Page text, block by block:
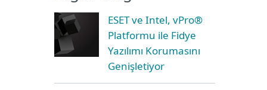
ESET ve Intel, vPro®
Platformu ile Fidye
Yazılımı Korumasını
Genişletiyor